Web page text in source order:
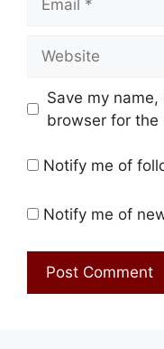
Save my
browser for the
Notify me of
Notify me of